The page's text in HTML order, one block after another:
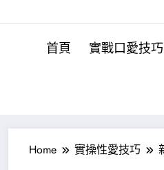
首頁 實戰口愛技巧
Home 實操性愛技巧